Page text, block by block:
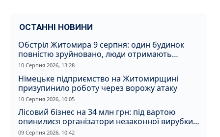
ОСТАННІ НОВИНИ
Обстріл Житомира 9 серпня: один будинок
повністю зруйновано, люди отримають
компенсацію
10 Серпня 2026, 13:28
Німецьке підприємство на Житомирщині
призупинило роботу через ворожу атаку
10 Серпня 2026, 10:05
Лісовий бізнес на 34 млн грн: під вартою
опинилися організатори незаконної вирубки
на Житомирщині
09 Серпня 2026, 10:42